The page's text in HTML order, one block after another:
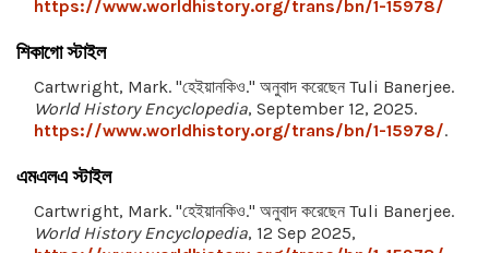
https://www.worldhistory.org/trans/bn/1-15978/
শিকাগো স্টাইল
Cartwright, Mark. "হেইয়ানকিও." অনুবাদ করেছেন Tuli Banerjee.
World History Encyclopedia, September 12, 2025.
https://www.worldhistory.org/trans/bn/1-15978/.
এমএলএ স্টাইল
Cartwright, Mark. "হেইয়ানকিও." অনুবাদ করেছেন Tuli Banerjee.
World History Encyclopedia, 12 Sep 2025,